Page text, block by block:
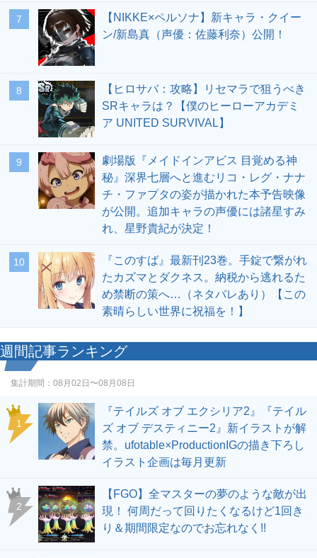
7
【NIKKE×ペルソナ】新キャラ・クイー
ン/新島真（声優：佐藤利奈）公開！
8
【ヒロサバ：攻略】リセマラで狙うべき
SRキャラは？【僕のヒーローアカデミ
ア UNITED SURVIVAL】
9
劇場版『メイドインアビス 目覚める神
秘』深界七層へと進むリコ・レグ・ナナ
チ・ファプタの姿が描かれた本予告映像
が公開。追加キャラの声優には諸星すみ
れ、星野貴紀が決定！
10
『このすば』最新刊23巻。手錠で繋がれ
たカズマとダクネス。納税から逃れるた
め禁断の策へ…（ネタバレあり）【この
素晴らしい世界に祝福を！】
週間記事ランキング
集計期間： 08月02日〜08月08日
1
『テイルズ オブ エクシリア2』『テイル
ズ オブ デスティニー2』新イラストが解
禁。ufotable×ProductionIGの描き下ろし
イラスト企画は毎月更新
2
【FGO】全マスターの夢のような敵が出
現！ 何周だって回りたくなるけど1回き
り＆期間限定なのでお忘れなく!!